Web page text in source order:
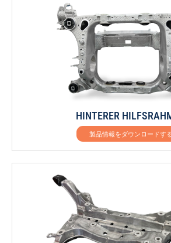
HINTERER
製品情報をダウンロードす